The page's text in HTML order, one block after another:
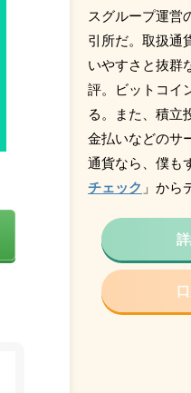
スグループ運営
引所だ。取扱通
いやすさと抜群
評。ビットコイ
る。また、積立
金払いなどのサ
通貨なら、僕も
チェック 」から